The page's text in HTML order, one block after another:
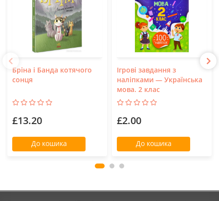
Бріна і Банда котячого
сонця
£13.20
До кошика
Ігрові завдання з
наліпками — Українська
мова. 2 клас
£2.00
До кошика